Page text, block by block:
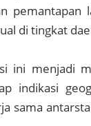
pemantapan
di tingkat
ini menjadi
indikasi
sama